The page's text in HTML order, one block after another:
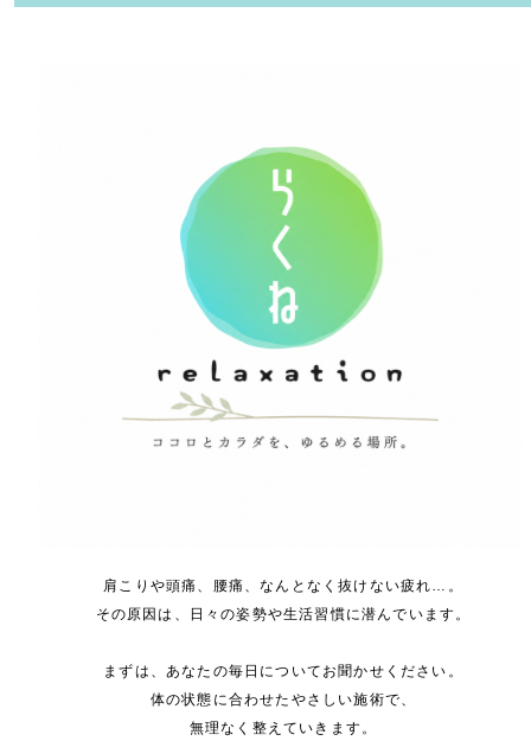
肩こりや頭痛、腰痛、なんとなく抜けない疲れ…。
その原因は、日々の姿勢や生活習慣に潜んでいます。
まずは、あなたの毎日についてお聞かせください。
体の状態に合わせたやさしい施術で、
無理なく整えていきます。